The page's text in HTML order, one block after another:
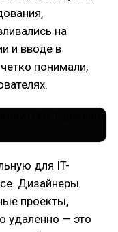
на
и вводе в
понимали,
для IT-
Дизайнеры
проекты,
удаленно — это